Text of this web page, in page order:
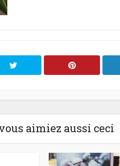
aimiez aussi ceci